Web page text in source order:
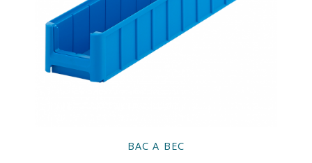
BAC A BEC